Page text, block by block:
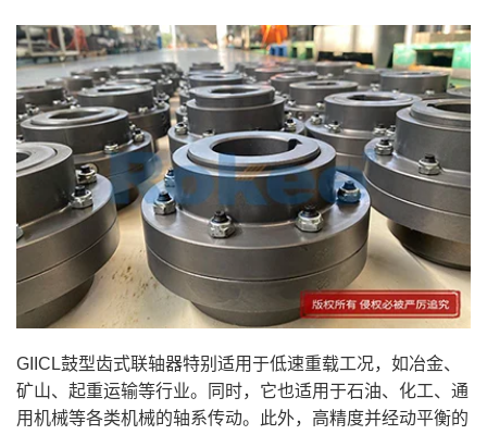
GIICL鼓型齿式联轴器特别适用于低速重载工况，如冶金、
矿山、起重运输等行业。同时，它也适用于石油、化工、通
用机械等各类机械的轴系传动。此外，高精度并经动平衡的